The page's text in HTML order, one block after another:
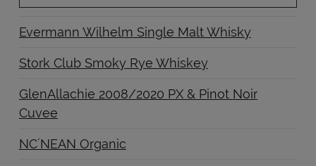
Evermann Wilhelm Single Malt Whisky
Stork Club Smoky Rye Whiskey
GlenAllachie 2008/2020 PX & Pinot Noir
Cuvee
NC´NEAN Organic